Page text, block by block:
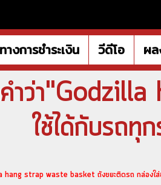
งการชำระเงิน วีดีโอ ผ
ำว่า
ใช้ได้กับรถทุ
strap waste basket ถังขยะติดรถ กล่องใส่